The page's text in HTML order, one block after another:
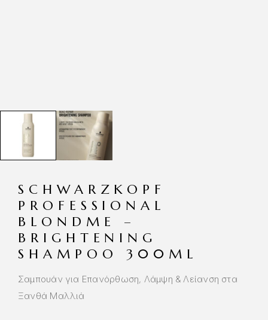
SCHWARZKOPF
PROFESSIONAL
BLONDME –
BRIGHTENING
SHAMPOO 300ML
Σαμπουάν για Επανόρθωση, Λάμψη & Λείανση στα
Ξανθά Μαλλιά